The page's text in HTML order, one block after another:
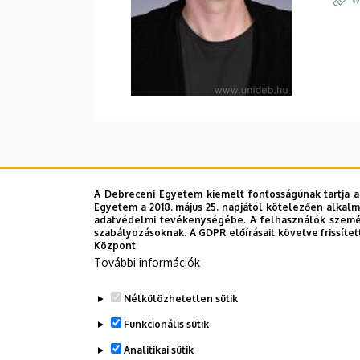
A Debreceni Egyetem kiemelt fontosságúnak
Egyetem a 2018. május 25. napjától kötelezően
adatvédelmi tevékenységébe. A felhasználók
szabályozásoknak. A GDPR előírásait követve
Központ
További információk
Nélkülözhetetlen sütik
Funkcionális sütik
Analitikai sütik